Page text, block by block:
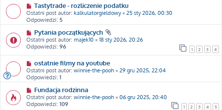
Tastytrade - rozliczenie podatku
Ostatni post autor: kalkulatorgieldowy« 25 sty 2026, 00:30
Odpowiedzi: 5
Pytania początkujących
Ostatni post autor: majek10 « 18 sty 2026, 20:26
Odpowiedzi: 96 1 2 3 4
ostatnie filmy na youtube
Ostatni post autor: winnie-the-pooh « 29 gru 2025, 22:04
Odpowiedzi: 1
Fundacja rodzinna
Ostatni post autor: winnie-the-pooh « 06 gru 2025, 20:40
Odpowiedzi: 109 1 2 3 4 5